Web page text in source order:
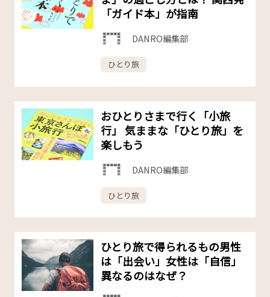
「ガイド本」が指南
DANRO編集部
ひとり旅
おひとりさまで行く「小旅
行」 気ままな「ひとり旅」を
楽しもう
DANRO編集部
ひとり旅
ひとり旅で得られるもの――男性
は「出会い」女性は「自信」
異なるのはなぜ？